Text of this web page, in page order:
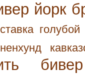
йорк
голубой